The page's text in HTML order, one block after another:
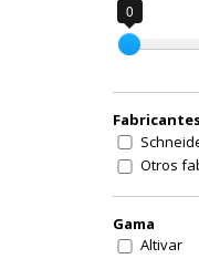
0
Otros
Gama
Altivar